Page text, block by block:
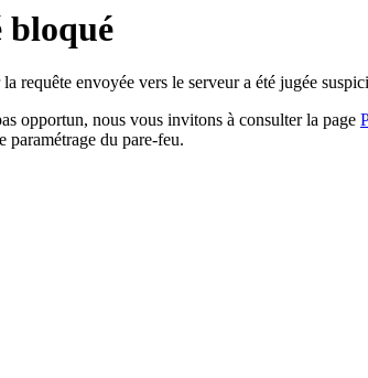
bloqué
requête envoyée vers le serveur a été jugée
opportun, nous vous invitons à consulter la page
paramétrage du pare-feu.